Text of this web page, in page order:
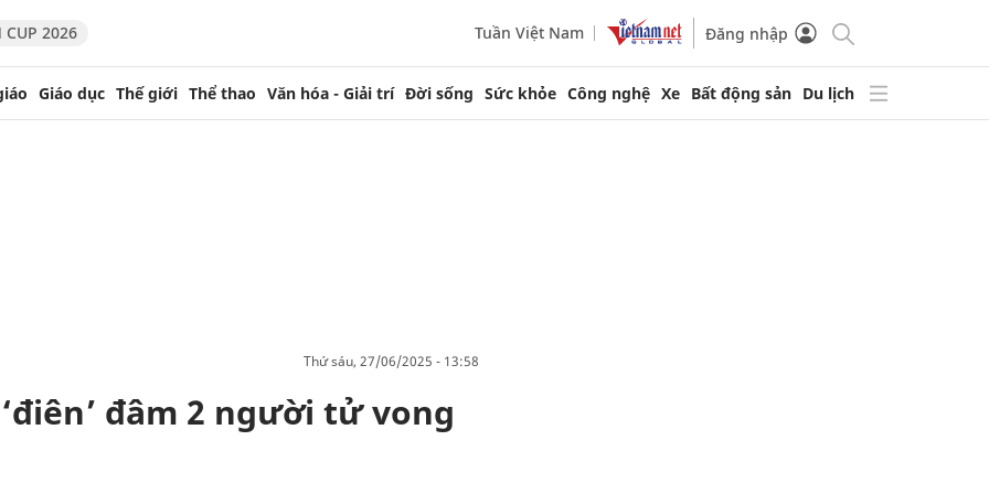
CUP 2026 Tuần Việt Nam Đăng nhập
Giáo dục Thế giới Thể thao Văn hóa - Giải trí Đời sống Sức khỏe Công nghệ Xe Bất động sản Du lịch
thứ sáu, 27/06/2025 - 13:58
đâm 2 người tử vong